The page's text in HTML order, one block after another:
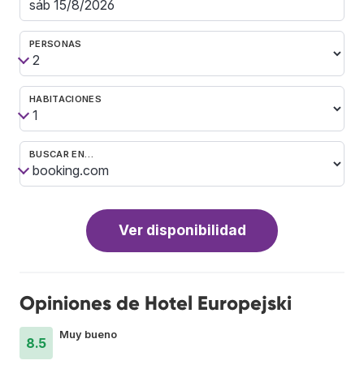
PERSONAS
HABITACIONES
BUSCAR EN…
Ver disponibilidad
Opiniones de Hotel Europejski
8.5
Muy bueno